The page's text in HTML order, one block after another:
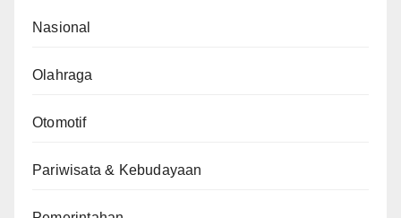
Nasional
Olahraga
Otomotif
Pariwisata & Kebudayaan